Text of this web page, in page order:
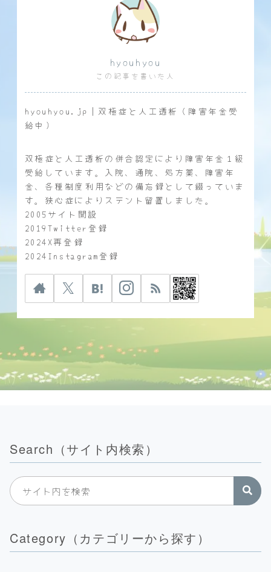
hyouhyou
この記事を書いた人
hyouhyou.jp｜双極症と人工透析（障害年金受
給中）
双極症と人工透析の併合認定により障害年金１級
受給しています。入院、通院、処方薬、障害年
金、各種制度利用などの備忘録として綴っていま
す。狭心症によりステント留置しました。
2005サイト開設
2019Twitter登録
2024X再登録
2024Instagram登録
Search（サイト内検索）
Category（カテゴリーから探す）